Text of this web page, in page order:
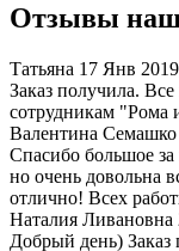
Отзывы
Татьяна 17 Янв
Заказ получила.
сотрудникам
Валентина Семашко
Спасибо большое
но очень довольна
отлично! Всех
Наталия Ливановна
Добрый день) Заказ